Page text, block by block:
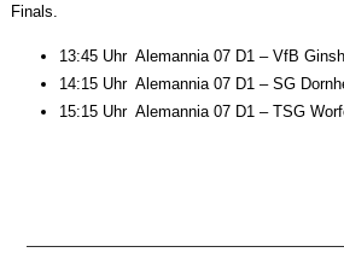
Finals.
13:45 Uhr Alemannia 07 D1 – VfB
14:15 Uhr Alemannia 07 D1 – SG
15:15 Uhr Alemannia 07 D1 – TSG